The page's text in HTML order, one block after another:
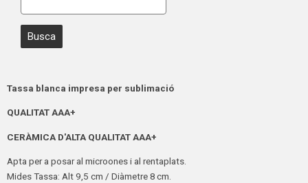
Tassa blanca impresa per sublimació
QUALITATAAA+
CERÀMICA D'ALTA QUALITAT AAA+
Apta per a posar al microones i al rentaplats.
Mides Tassa: Alt 9,5 cm / Diàmetre 8 cm.